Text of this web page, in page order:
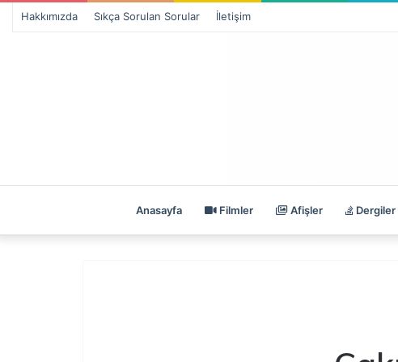
Hakkımızda Sıkça Sorulan Sorular İletişim
Anasayfa Filmler Afişler Dergiler